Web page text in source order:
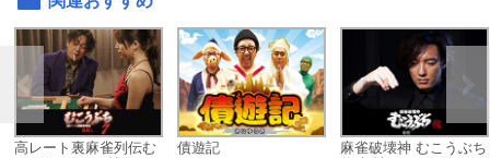
高レート裏麻雀列伝む
債遊記
麻雀破壊神 むこうぶち